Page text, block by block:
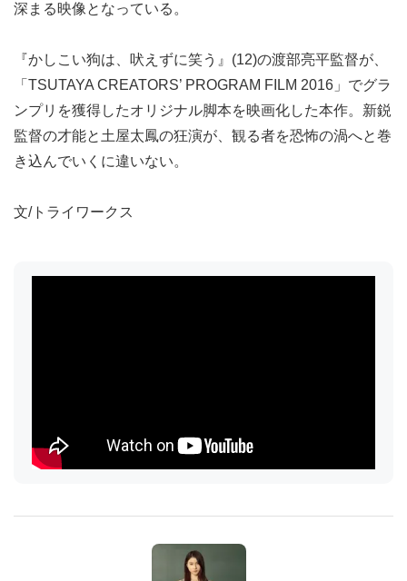
深まる映像となっている。
『かしこい狗は、吠えずに笑う』(12)の渡部亮平監督が、
「TSUTAYA CREATORS’ PROGRAM FILM 2016」でグラ
ンプリを獲得したオリジナル脚本を映画化した本作。新鋭
監督の才能と土屋太鳳の狂演が、観る者を恐怖の渦へと巻
き込んでいくに違いない。
文/トライワークス